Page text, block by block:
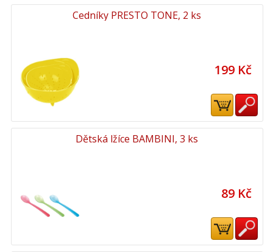
Cedníky PRESTO TONE, 2 ks
199 Kč
Dětská lžíce BAMBINI, 3 ks
89 Kč